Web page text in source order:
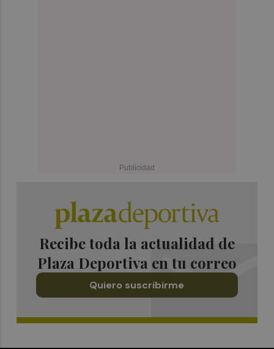
Recibe toda la actualidad de
Plaza Deportiva en tu correo
Quiero suscribirme